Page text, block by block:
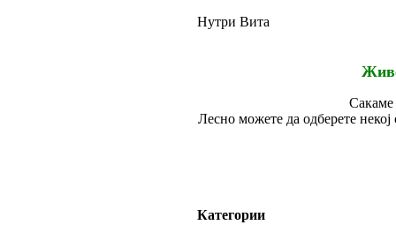
Нутри Вита
Сакаме
Лесно можете да одберете
Категории